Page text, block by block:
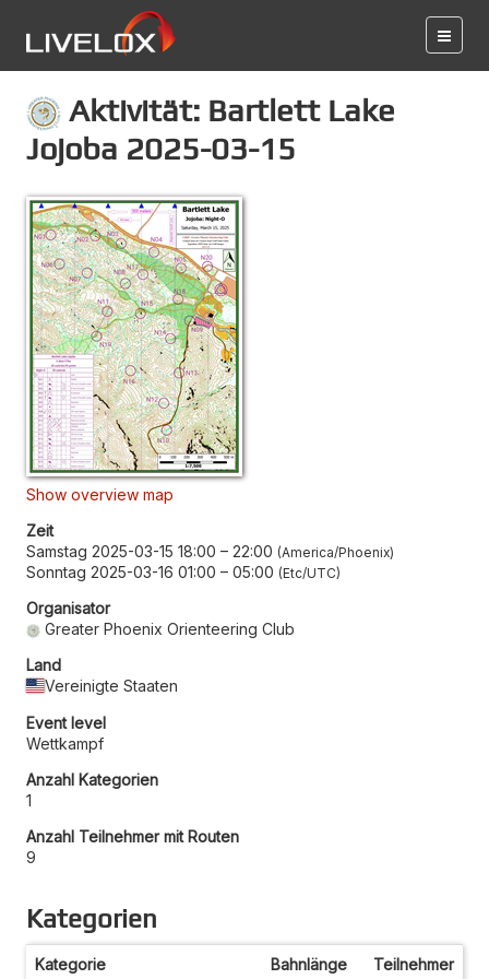
Aktivität: Bartlett Lake
Jojoba 2025-03-15
Show overview map
Zeit
Samstag 2025-03-15 18:00 – 22:00 America/Phoenix
Sonntag 2025-03-16 01:00 – 05:00 Etc/UTC
Organisator
Greater Phoenix Orienteering Club
Land
Vereinigte Staaten
Event level
Wettkampf
Anzahl Kategorien
1
Anzahl Teilnehmer mit Routen
9
Kategorien
Kategorie Bahnlänge Teilnehmer